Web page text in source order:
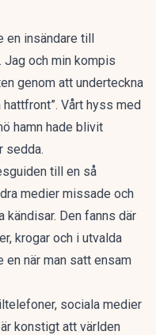
en insändare till
och min kompis
genom att underteckna
Vårt hyss med
hamn hade blivit
sedda.
till en så
medier missade och
kändisar. Den fanns där
krogar och i utvalda
en när man satt ensam
sociala medier
konstigt att världen